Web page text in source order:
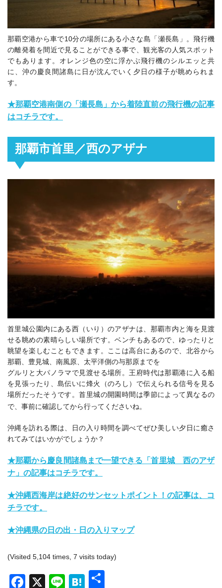
那覇空港から車で10分の場所にある小さな島「瀬長島」。飛行機
の離発着を間近で見ることができる事で、観光客の人気スポット
でもあります。オレンジ色の空に浮かぶ飛行機のシルエッと共
に、沖の慶良間諸島に日が沈んでいく夕日の様子が眺められま
す。
★那覇空港南側の「瀬長島」から着陸直前の飛行機の記事
はコチラです。
那覇市首里／西のアザナ
首里城公園内にある西（いり）のアザナは、那覇市内と海を見渡
せる眺めの素晴らしい場所です。ベンチもあるので、ゆったりと
眺望を楽しむこともできます。
ここは高台にあるので、 北谷から
那覇、豊見城、南風原、太平洋側の与那原までを
グルリと大パノラマで見渡せる場所。 王府時代は那覇港に入る船
を見張ったり、 島伝いに烽火（のろし）で伝えられる信号を見る
場所だったそうです。首里城の開園時間は季節によって異なるの
で、事前に確認してから行ってくださいね。
沖縄を訪れる際は、日の入り時間を調べてぜひ美しい夕日に癒さ
れてみてはいかがでしょうか？
★那覇から慶良間諸島まで一望できる「首里城 西のアザ
ナ」の記事はコチラです。
★沖縄西海岸は絶好のサンセットポイント！の記事は、コ
チラです。
★沖縄県の日の出・日の入りマップ
(Visited 5,104 times, 7 visits today)
Facebook
X LineHatena